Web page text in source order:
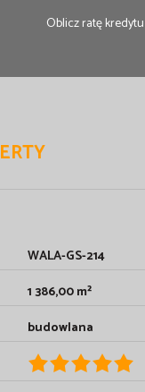
Oblicz ratę kredytu
WALA-GS-214
1 386,00 m²
budowlana